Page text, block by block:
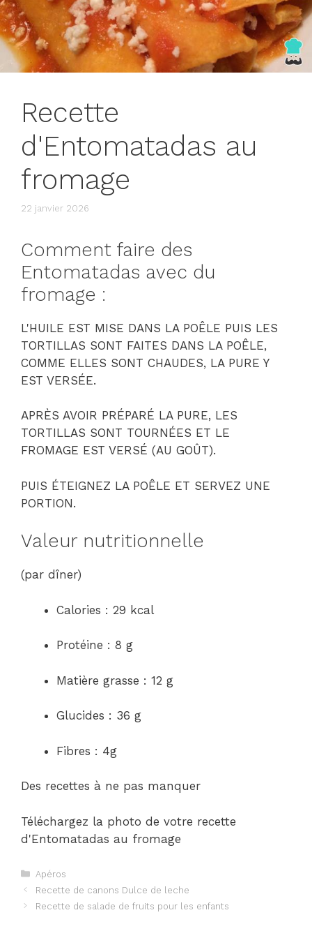
Recette
d'Entomatadas au
fromage
22 janvier 2026
Comment faire des
Entomatadas avec du
fromage :
L'HUILE EST MISE DANS LA POÊLE PUIS LES
TORTILLAS SONT FAITES DANS LA POÊLE,
COMME ELLES SONT CHAUDES, LA PURE Y
EST VERSÉE.
APRÈS AVOIR PRÉPARÉ LA PURE, LES
TORTILLAS SONT TOURNÉES ET LE
FROMAGE EST VERSÉ (AU GOÛT).
PUIS ÉTEIGNEZ LA POÊLE ET SERVEZ UNE
PORTION.
Valeur nutritionnelle
(par dîner)
Calories : 29 kcal
Protéine : 8 g
Matière grasse : 12 g
Glucides : 36 g
Fibres : 4g
Des recettes à ne pas manquer
Téléchargez la photo de votre recette
d'Entomatadas au fromage
Catégories
Apéros
Navigation
des
Recette de canons Dulce de leche
Recette de salade de fruits pour les enfants